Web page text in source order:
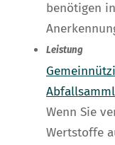
benötigen
Leistung
Wenn Sie
Wertstoffe